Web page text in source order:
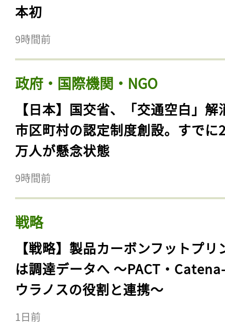
本初
9時間前
政府・国際機関・NGO
【日本】国交省、「交通空白」解
市区町村の認定制度創設。すでに
万人が懸念状態
9時間前
戦略
【戦略】製品カーボンフットプリ
は調達データへ 〜PACT・
ウラノスの役割と連携〜
1日前